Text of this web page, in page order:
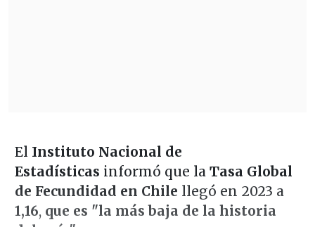
El Instituto Nacional de
Estadísticas informó que la Tasa Global
de Fecundidad en Chile llegó en 2023 a
1,16,que es "la más baja de la historia